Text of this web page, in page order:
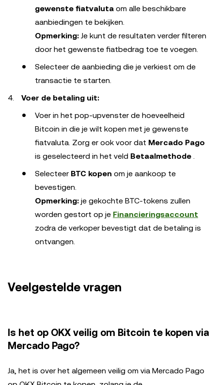
gewenste fiatvaluta om alle beschikbare
aanbiedingen te bekijken.
Opmerking: Je kunt de resultaten verder filteren
door het gewenste fiatbedrag toe te voegen.
Selecteer de aanbieding die je verkiest om de
transactie te starten.
Voer de betaling uit:
Voer in het pop-upvenster de hoeveelheid
Bitcoin in die je wilt kopen met je gewenste
fiatvaluta. Zorg er ook voor dat Mercado Pago
is geselecteerd in het veld Betaalmethode .
Selecteer BTC kopen om je aankoop te
bevestigen.
Opmerking: je gekochte BTC-tokens zullen
worden gestort op je Financieringsaccount
zodra de verkoper bevestigt dat de betaling is
ontvangen.
Veelgestelde vragen
Is het op OKX veilig om Bitcoin te kopen via
Mercado Pago?
Ja, het is over het algemeen veilig om via Mercado Pago